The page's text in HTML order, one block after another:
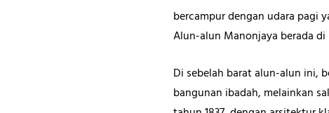
bercampur dengan udara pagi
Alun-alun Manonjaya berada
Di sebelah barat alun-alun ini,
bangunan ibadah, melainkan